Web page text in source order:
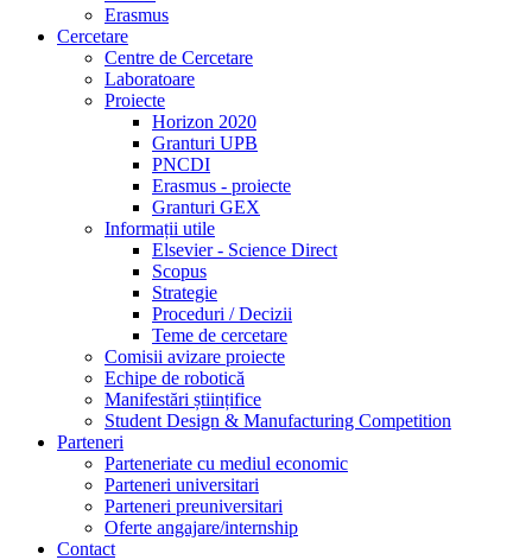
Erasmus
Cercetare
Centre de Cercetare
Laboratoare
Proiecte
Horizon 2020
Granturi UPB
PNCDI
Erasmus - proiecte
Granturi GEX
Informații utile
Elsevier - Science Direct
Scopus
Strategie
Proceduri / Decizii
Teme de cercetare
Comisii avizare proiecte
Echipe de robotică
Manifestări științifice
Student Design & Manufacturing Competition
Parteneri
Parteneriate cu mediul economic
Parteneri universitari
Parteneri preuniversitari
Oferte angajare/internship
Contact